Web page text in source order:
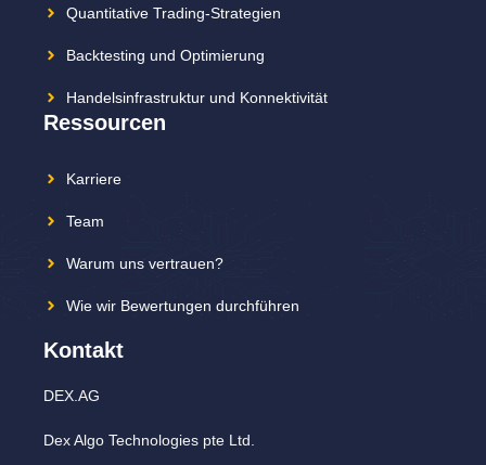
Quantitative Trading-Strategien
Backtesting und Optimierung
Handelsinfrastruktur und Konnektivität
Ressourcen
Karriere
Team
Warum uns vertrauen?
Wie wir Bewertungen durchführen
Kontakt
DEX.AG
Dex Algo Technologies pte Ltd.